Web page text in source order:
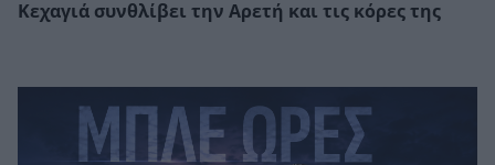
Κεχαγιά συνθλίβει την Αρετή και τις κόρες της